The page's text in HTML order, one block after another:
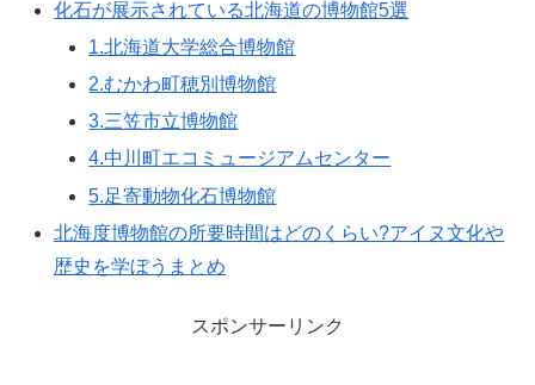
化石が展示されている北海道の博物館5選
1.北海道大学総合博物館
2.むかわ町穂別博物館
3.三笠市立博物館
4.中川町エコミュージアムセンター
5.足寄動物化石博物館
北海度博物館の所要時間はどのくらい?アイヌ文化や
歴史を学ぼうまとめ
スポンサーリンク